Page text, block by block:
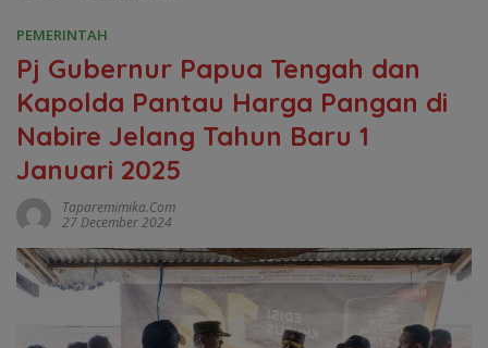
PEMERINTAH
Pj Gubernur Papua Tengah dan
Kapolda Pantau Harga Pangan di
Nabire Jelang Tahun Baru 1
Januari 2025
Taparemimika.com
27 December 2024